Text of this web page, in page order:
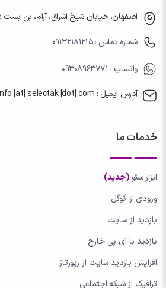
اصفهان، خیابان شیخ اشراق، آرام، بن
شماره تماس : 09132181215
واتساپ : 09308963771
آدرس ایمیل : info [at] selectak [dot] com
خدمات ما
ابزار سئو (جدید)
ورودی از گوگل
بازدید از سایت
بازدید با آی پی خارج
افزایش بازدید سایت از رپورتاژ
ترافیک از شبکه اجتماعی